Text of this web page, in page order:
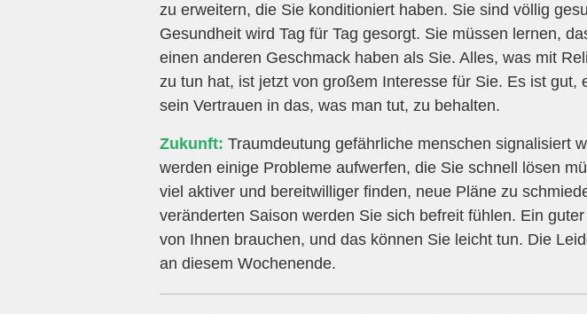
zu erweitern, die Sie konditioniert haben. Sie sind völlig
Gesundheit wird Tag für Tag gesorgt. Sie müssen lernen,
einen anderen Geschmack haben als Sie. Alles, was mit
zu tun hat, ist jetzt von großem Interesse für Sie. Es ist gut,
sein Vertrauen in das, was man tut, zu behalten.
Zukunft: Traumdeutung gefährliche menschen signalisiert
werden einige Probleme aufwerfen, die Sie schnell lösen
viel aktiver und bereitwilliger finden, neue Pläne zu
veränderten Saison werden Sie sich befreit fühlen. Ein
von Ihnen brauchen, und das können Sie leicht tun. Die
an diesem Wochenende.